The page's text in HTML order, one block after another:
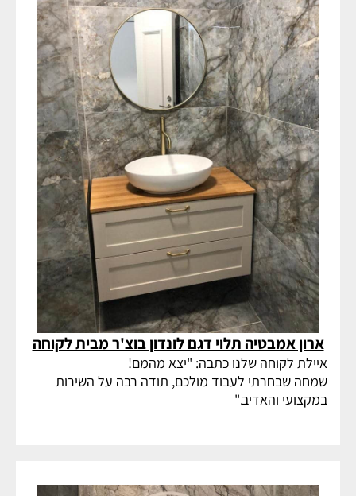
ארון אמבטיה תלוי דגם לונדון בוצ'ר מבית לקוחה
איילת לקוחה שלנו כתבה: "יצא מהמם!
שמחה שבחרתי לעבוד מולכם, תודה רבה על השירות
במקצועי והאדיב."